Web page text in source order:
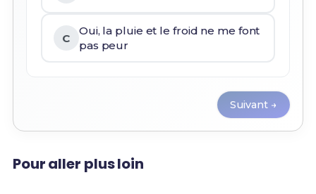
C
Oui, la pluie et le froid ne me font
pas peur
Suivant →
Pour aller plus loin